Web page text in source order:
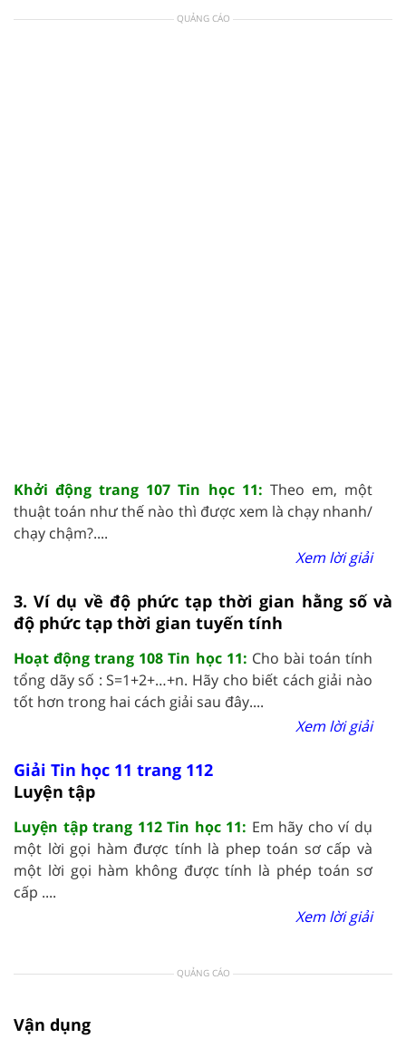
QUẢNG CÁO
Khởi động trang 107 Tin học 11: Theo em, một
thuật toán như thế nào thì được xem là chạy nhanh/
chạy chậm?....
Xem lời giải
3. Ví dụ về độ phức tạp thời gian hằng số và
độ phức tạp thời gian tuyến tính
Hoạt động trang 108 Tin học 11: Cho bài toán tính
tổng dãy số : S=1+2+…+n. Hãy cho biết cách giải nào
tốt hơn trong hai cách giải sau đây....
Xem lời giải
Giải Tin học 11 trang 112
Luyện tập
Luyện tập trang 112 Tin học 11: Em hãy cho ví dụ
một lời gọi hàm được tính là phep toán sơ cấp và
một lời gọi hàm không được tính là phép toán sơ
cấp ....
Xem lời giải
QUẢNG CÁO
Vận dụng